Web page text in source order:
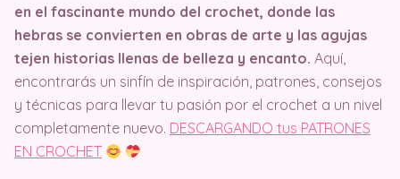
en el fascinante mundo del crochet, donde las
hebras se convierten en obras de arte y las agujas
tejen historias llenas de belleza y encanto. Aquí,
encontrarás un sinfín de inspiración, patrones, consejos
y técnicas para llevar tu pasión por el crochet a un nivel
completamente nuevo. DESCARGANDO tus PATRONES
EN CROCHET